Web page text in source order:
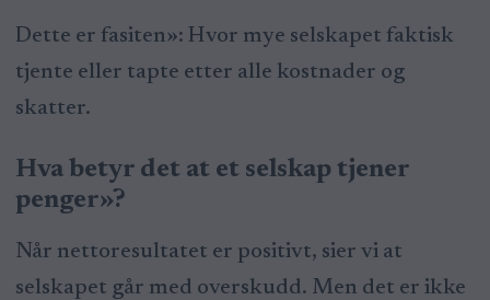
Dette er fasiten»: Hvor mye selskapet faktisk
tjente eller tapte etter alle kostnader og
skatter.
Hva betyr det at et selskap tjener
penger»?
Når nettoresultatet er positivt, sier vi at
selskapet går med overskudd. Men det er ikke